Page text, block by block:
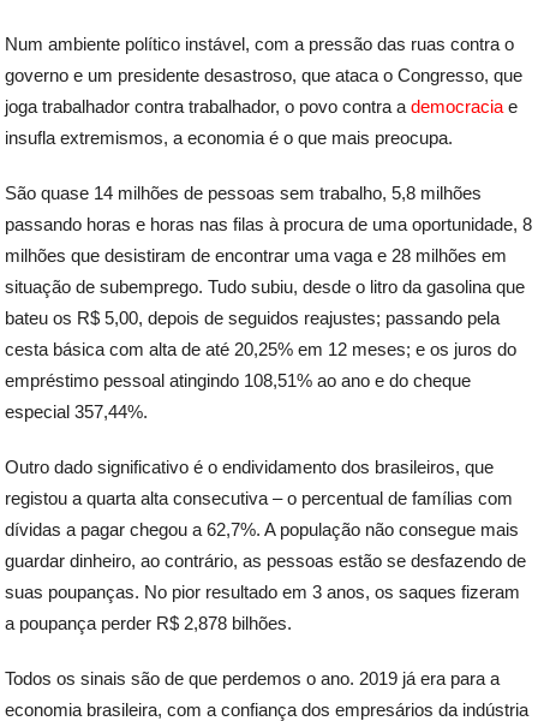
Num ambiente político instável, com a pressão das ruas contra o
governo e um presidente desastroso, que ataca o Congresso, que
joga trabalhador contra trabalhador, o povo contra ademocracia e
insufla extremismos, a economia é o que mais preocupa.
São quase 14 milhões de pessoas sem trabalho, 5,8 milhões
passando horas e horas nas filas à procura de uma oportunidade, 8
milhões que desistiram de encontrar uma vaga e 28 milhões em
situação de subemprego. Tudo subiu, desde o litro da gasolina que
bateu os R$ 5,00, depois de seguidos reajustes; passando pela
cesta básica com alta de até 20,25% em 12 meses; e os juros do
empréstimo pessoal atingindo 108,51% ao ano e do cheque
especial 357,44%.
Outro dado significativo é o endividamento dos brasileiros, que
registou a quarta alta consecutiva – o percentual de famílias com
dívidas a pagar chegou a 62,7%. A população não consegue mais
guardar dinheiro, ao contrário, as pessoas estão se desfazendo de
suas poupanças. No pior resultado em 3 anos, os saques fizeram
a poupança perder R$ 2,878 bilhões.
Todos os sinais são de que perdemos o ano. 2019 já era para a
economia brasileira, com a confiança dos empresários da indústria